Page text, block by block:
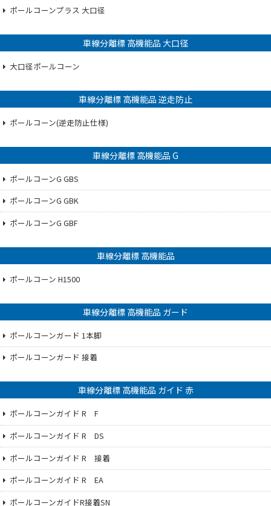
ポールコーンプラス 大口径
車線分離標 高機能品 大口径
大口径ポールコーン
車線分離標 高機能品 逆走防止
ポールコーン(逆走防止仕様)
車線分離標 高機能品 G
ポールコーンG GBS
ポールコーンG GBK
ポールコーンG GBF
車線分離標 高機能品
ポールコーン H1500
車線分離標 高機能品 ガード
ポールコーンガード 1本脚
ポールコーンガード 接着
車線分離標 高機能品 ガイド 赤
ポールコーンガイド R F
ポールコーンガイド R DS
ポールコーンガイド R 接着
ポールコーンガイド R EA
ポールコーンガイドR接着SN